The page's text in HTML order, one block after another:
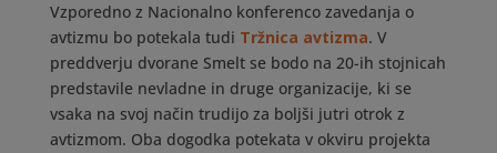
Vzporedno z Nacionalno konferenco zavedanja o
avtizmu bo potekala tudi Tržnica avtizma. V
preddverju dvorane Smelt se bodo na 20-ih stojnicah
predstavile nevladne in druge organizacije, ki se
vsaka na svoj način trudijo za boljši jutri otrok z
avtizmom. Oba dogodka potekata v okviru projekta